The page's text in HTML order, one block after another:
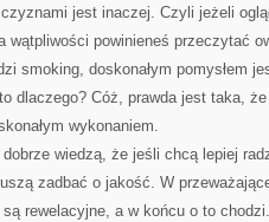
jest inaczej. Czyli jeżeli
wątpliwości powinieneś przeczytać
smoking, doskonałym pomysłem
dlaczego? Cóż, prawda jest taka,
wykonaniem.
wiedzą, że jeśli chcą lepiej
zadbać o jakość. W
rewelacyjne, a w końcu o to